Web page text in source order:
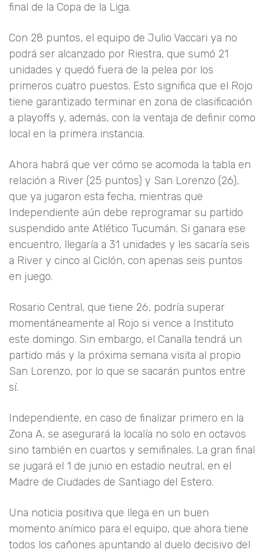
final de la Copa de la Liga.
Con 28 puntos, el equipo de Julio Vaccari ya no
podrá ser alcanzado por Riestra, que sumó 21
unidades y quedó fuera de la pelea por los
primeros cuatro puestos. Esto significa que el Rojo
tiene garantizado terminar en zona de clasificación
a playoffs y, además, con la ventaja de definir como
local en la primera instancia.
Ahora habrá que ver cómo se acomoda la tabla en
relación a River (25 puntos) y San Lorenzo (26),
que ya jugaron esta fecha, mientras que
Independiente aún debe reprogramar su partido
suspendido ante Atlético Tucumán. Si ganara ese
encuentro, llegaría a 31 unidades y les sacaría seis
a River y cinco al Ciclón, con apenas seis puntos
en juego.
Rosario Central, que tiene 26, podría superar
momentáneamente al Rojo si vence a Instituto
este domingo. Sin embargo, el Canalla tendrá un
partido más y la próxima semana visita al propio
San Lorenzo, por lo que se sacarán puntos entre
sí.
Independiente, en caso de finalizar primero en la
Zona A, se asegurará la localía no solo en octavos
sino también en cuartos y semifinales. La gran final
se jugará el 1 de junio en estadio neutral, en el
Madre de Ciudades de Santiago del Estero.
Una noticia positiva que llega en un buen
momento anímico para el equipo, que ahora tiene
todos los cañones apuntando al duelo decisivo del